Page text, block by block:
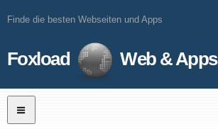
Finde die besten Webseiten und Apps
Foxload Web & Apps